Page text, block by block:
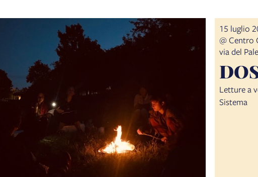
15 luglio
@ Centro
via del
Letture a
Sistema